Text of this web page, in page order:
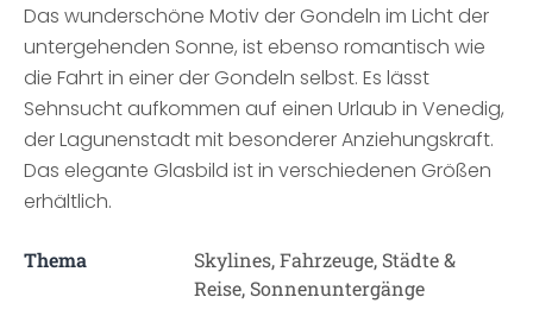
Das wunderschöne Motiv der Gondeln im Licht der
untergehenden Sonne, ist ebenso romantisch wie
die Fahrt in einer der Gondeln selbst. Es lässt
Sehnsucht aufkommen auf einen Urlaub in Venedig,
der Lagunenstadt mit besonderer Anziehungskraft.
Das elegante Glasbild ist in verschiedenen Größen
erhältlich.
Thema
Skylines, Fahrzeuge, Städte &
Reise, Sonnenuntergänge